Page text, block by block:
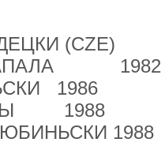
(CZE)
1982
1986
1988
1988